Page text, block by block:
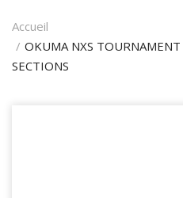
Accueil
OKUMA NXS
SECTIONS